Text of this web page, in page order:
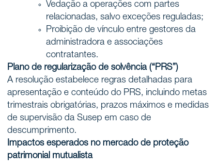
Vedação a operações com partes
relacionadas, salvo exceções reguladas;
Proibição de vínculo entre gestores da
administradora e associações
contratantes.
Plano de regularização de solvência (“PRS”)
A resolução estabelece regras detalhadas para
apresentação e conteúdo do PRS, incluindo metas
trimestrais obrigatórias, prazos máximos e medidas
de supervisão da Susep em caso de
descumprimento.
Impactos esperados no mercado de proteção
patrimonial mutualista